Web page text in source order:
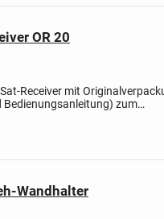
OR 20
Receiver mit
Bedienungsanleitung) zum
Sie in den Fotos. Der...
Wandhalter